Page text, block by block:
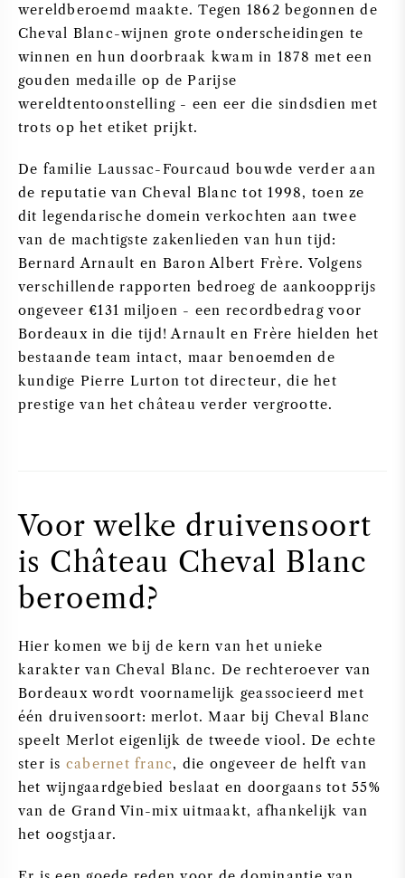
TOSCANE
NAPA VALLEY
PIEMONTE
CHABLIS
ALLE REGIO'S
wereldberoemd maakte. Tegen 1862 begonnen de
Cheval Blanc-wijnen grote onderscheidingen te
winnen en hun doorbraak kwam in 1878 met een
gouden medaille op de Parijse
wereldtentoonstelling - een eer die sindsdien met
trots op het etiket prijkt.
De familie Laussac-Fourcaud bouwde verder aan
de reputatie van Cheval Blanc tot 1998, toen ze
dit legendarische domein verkochten aan twee
van de machtigste zakenlieden van hun tijd:
Bernard Arnault en Baron Albert Frère. Volgens
verschillende rapporten bedroeg de aankoopprijs
ongeveer €131 miljoen - een recordbedrag voor
Bordeaux in die tijd! Arnault en Frère hielden het
bestaande team intact, maar benoemden de
kundige Pierre Lurton tot directeur, die het
prestige van het château verder vergrootte.
Voor welke druivensoort
is Château Cheval Blanc
beroemd?
Hier komen we bij de kern van het unieke
karakter van Cheval Blanc. De rechteroever van
Bordeaux wordt voornamelijk geassocieerd met
één druivensoort: merlot. Maar bij Cheval Blanc
speelt Merlot eigenlijk de tweede viool. De echte
ster is cabernet franc, die ongeveer de helft van
het wijngaardgebied beslaat en doorgaans tot 55%
van de Grand Vin-mix uitmaakt, afhankelijk van
het oogstjaar.